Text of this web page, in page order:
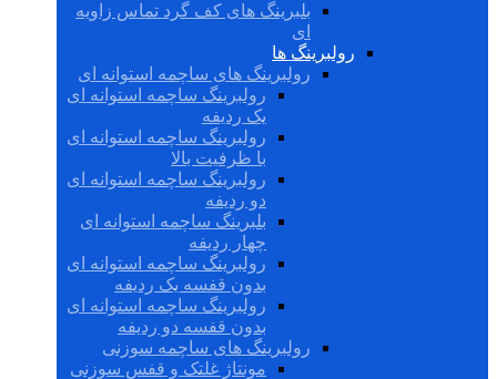
بلبرینگ های کف گرد تماس زاویه
ای
رولبرینگ ها
رولبرینگ های ساچمه استوانه ای
رولبرینگ ساچمه استوانه ای
یک ردیفه
رولبرینگ ساچمه استوانه ای
با ظرفیت بالا
رولبرینگ ساچمه استوانه ای
دو ردیفه
بلبرینگ ساچمه استوانه ای
چهار ردیفه
رولبرینگ ساچمه استوانه ای
بدون قفسه یک ردیفه
رولبرینگ ساچمه استوانه ای
بدون قفسه دو ردیفه
رولبرینگ های ساچمه سوزنی
مونتاژ غلتک و قفس سوزنی